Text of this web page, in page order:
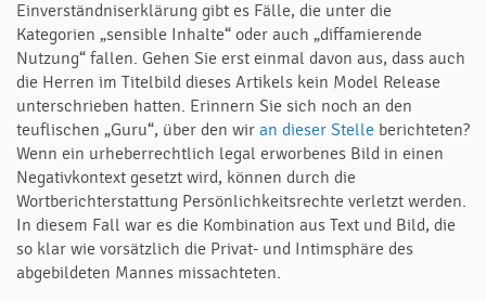
Einverständniserklärung gibt es Fälle, die unter die
Kategorien „sensible Inhalte“ oder auch „diffamierende
Nutzung“ fallen. Gehen Sie erst einmal davon aus, dass auch
die Herren im Titelbild dieses Artikels kein Model Release
unterschrieben hatten. Erinnern Sie sich noch an den
teuflischen „Guru“, über den wir an dieser Stelle berichteten?
Wenn ein urheberrechtlich legal erworbenes Bild in einen
Negativkontext gesetzt wird, können durch die
Wortberichterstattung Persönlichkeitsrechte verletzt werden.
In diesem Fall war es die Kombination aus Text und Bild, die
so klar wie vorsätzlich die Privat- und Intimsphäre des
abgebildeten Mannes missachteten.